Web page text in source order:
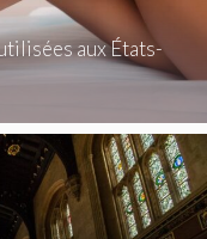
aux États-